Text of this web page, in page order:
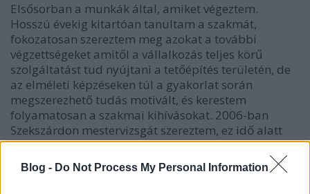
Blog - Do Not Process My Personal Information
Elsősorban a munkák által, amiket végeztem.
Hosszú évekig kitartóan tanultam a szakmát,
fokozatosan szereztem meg azokat a további
végzettségeket amitől a vállalkozás teljes körű
szolgáltatást tud nyújtani a tetőépítés területén, de
az elméleti képzéseken túl a gyakorlat során
megszerezhető tudás motivált, és kerestem
folyamatosan a szakmai kihívásokat. 2006-ban
Szekszárdon mestervizsgát szereztem, ez idő alatt
olyan mesterekkel találkoztam, akikben megvolt az
igazi, generációról generációra öröklődő szakmai
tudás és lehetett belőle meríteni.